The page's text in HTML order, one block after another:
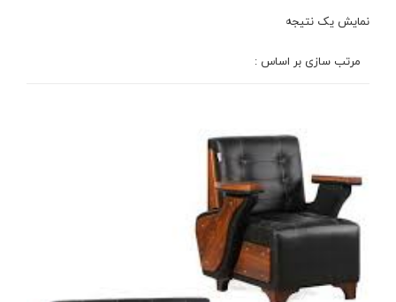
نمایش یک نتیجه
مرتب سازی بر اساس :